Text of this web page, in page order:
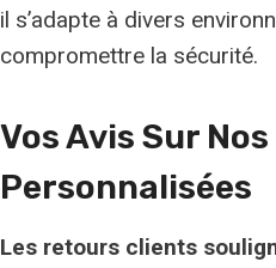
il s’adapte à divers
compromettre la sécurité.
Vos Avis Sur
Personnalisées
Les retours clients